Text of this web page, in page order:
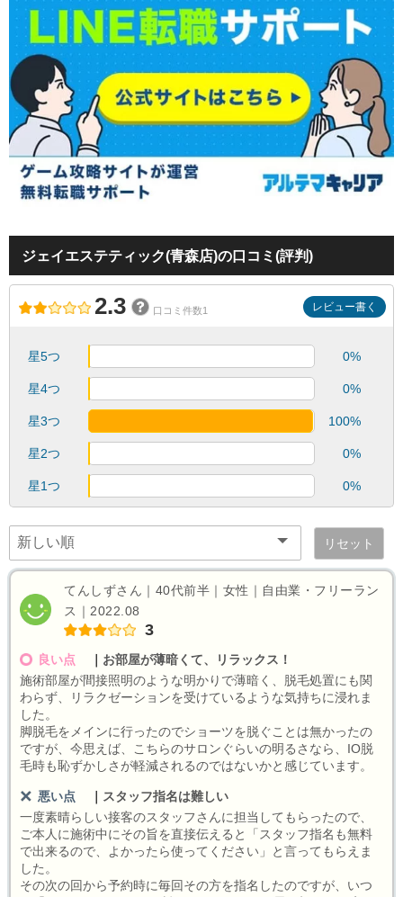
ジェイエステティック(青森店)の口コミ(評判)
2.3 口コミ件数1 レビュー書く
星5つ 0%
星4つ 0%
星3つ 100%
星2つ 0%
星1つ 0%
リセット
てんしずさん｜40代前半｜女性｜自由業・フリーラン
ス｜2022.08
3
良い点
お部屋が薄暗くて、リラックス！
施術部屋が間接照明のような明かりで薄暗く、脱毛処置にも関
わらず、リラクゼーションを受けているような気持ちに浸れま
した。
脚脱毛をメインに行ったのでショーツを脱ぐことは無かったの
ですが、今思えば、こちらのサロンぐらいの明るさなら、IO脱
毛時も恥ずかしさが軽減されるのではないかと感じています。
悪い点
スタッフ指名は難しい
一度素晴らしい接客のスタッフさんに担当してもらったので、
ご本人に施術中にその旨を直接伝えると「スタッフ指名も無料
で出来るので、よかったら使ってください」と言ってもらえま
した。
その次の回から予約時に毎回その方を指名したのですが、いつ